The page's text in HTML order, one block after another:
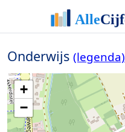
Onderwijs (legenda)
+
−